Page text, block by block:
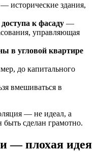
— исторические здания,
к фасаду —
управляющая
в угловой квартире
до капитального
вмешиваться в
— не идеал, а
сделан грамотно.
— плохая идея